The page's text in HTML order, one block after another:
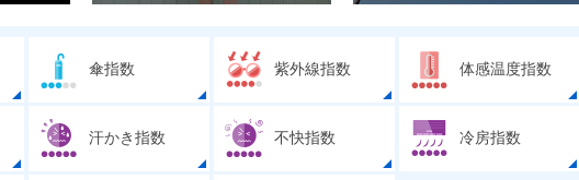
傘指数 紫外線指数 体感温度指数
汗かき指数 不快指数 冷房指数